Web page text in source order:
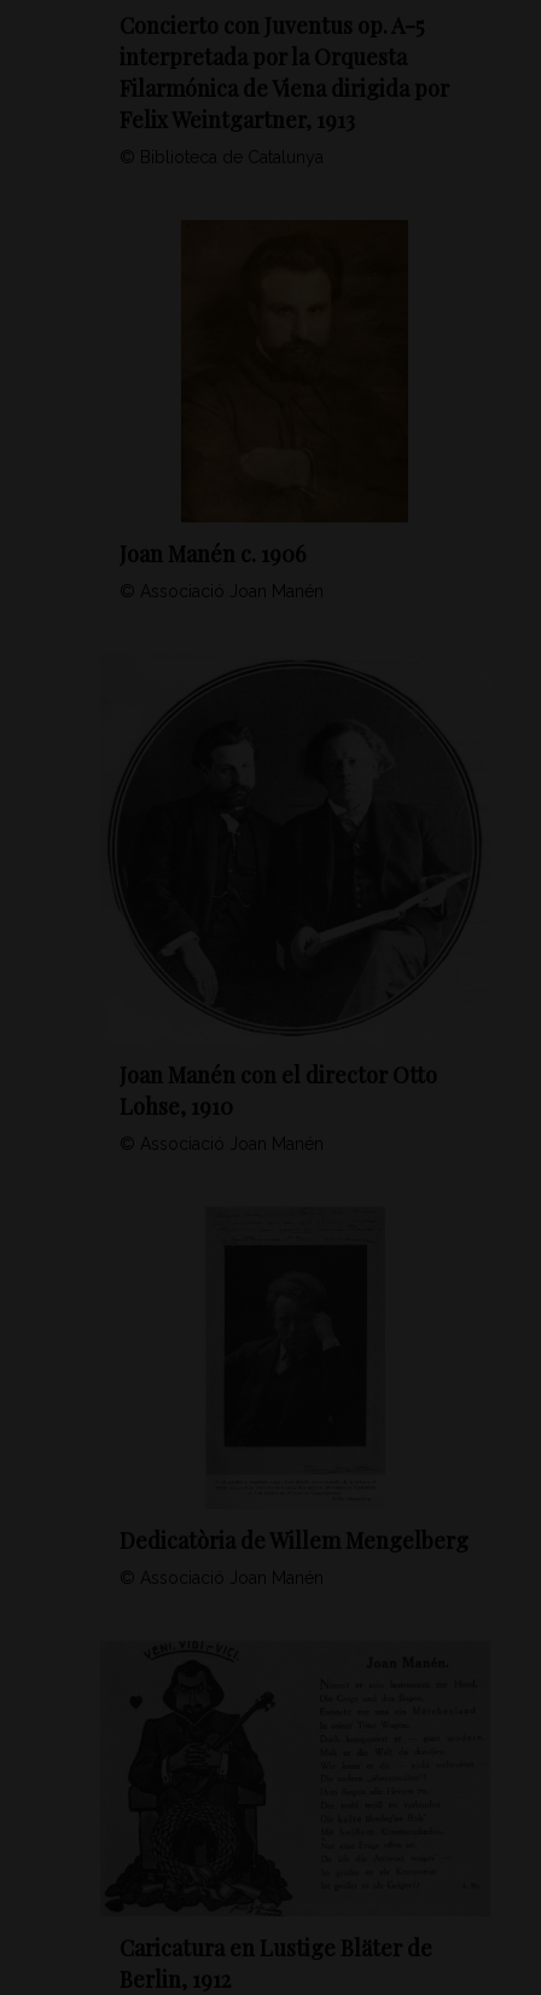
Concierto con Juventus op. A-5
interpretada por la Orquesta
Filarmónica de Viena dirigida por
Felix Weintgartner, 1913
© Biblioteca de Catalunya
Joan Manén c. 1906
© Associació Joan Manén
Joan Manén con el director Otto
Lohse, 1910
© Associació Joan Manén
Dedicatòria de Willem Mengelberg
© Associació Joan Manén
Caricatura en Lustige Bläter de
Berlin, 1912